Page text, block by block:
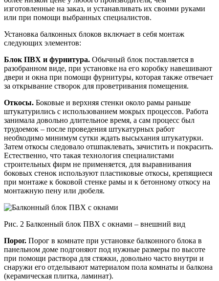
изготовленные на заказ, и устанавливать их своими руками
или при помощи выбранных специалистов.
Установка балконных блоков включает в себя монтаж
следующих элементов:
Блок ПВХ и фурнитура. Обычный блок поставляется в
разобранном виде, при установке на его коробку навешивают
двери и окна при помощи фурнитуры, которая также отвечает
за открывание створок для проветривания помещения.
Откосы. Боковые и верхняя стенки около рамы раньше
штукатурились с использованием мокрых процессов. Работа
занимала довольно длительное время, а сам процесс был
трудоемок – после проведения штукатурных работ
необходимо минимум сутки ждать высыхания штукатурки.
Затем откосы следовало отшпаклевать, зачистить и покрасить.
Естественно, что такая технология специалистами
строительных фирм не применяется, для выравнивания
боковых стенок используют пластиковые откосы, крепящиеся
при монтаже к боковой стенке рамы и к бетонному откосу на
монтажную пену или дюбеля.
Рис. 2 Балконный блок ПВХ с окнами – внешний вид
Порог. Порог в комнате при установке балконного блока в
панельном доме подгоняют под нужные размеры по высоте
при помощи раствора для стяжки, довольно часто внутри и
снаружи его отделывают материалом пола комнаты и балкона
(керамическая плитка, ламинат).